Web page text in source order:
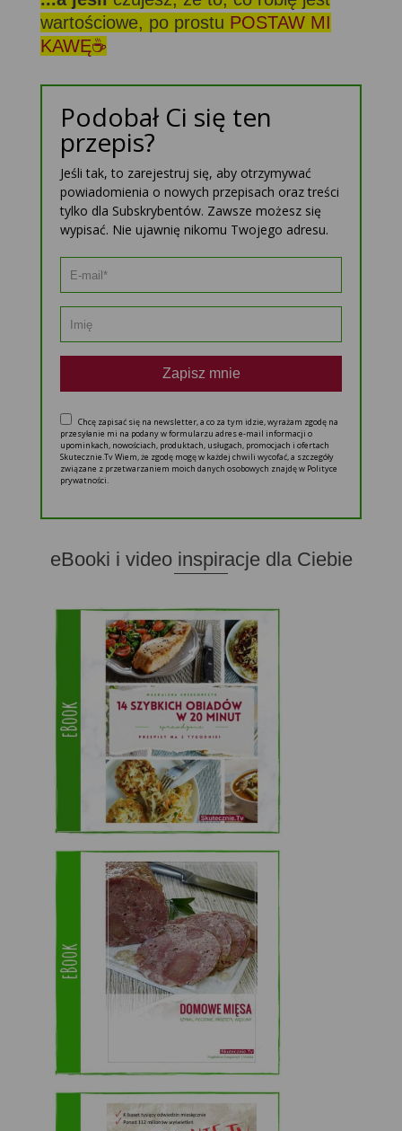
wartościowe, po prostu POSTAW MI
KAWĘ☕
Podobał Ci się ten
przepis?
Jeśli tak, to zarejestruj się, aby otrzymywać
powiadomienia o nowych przepisach oraz treści
tylko dla Subskrybentów. Zawsze możesz się
wypisać. Nie ujawnię nikomu Twojego adresu.
Zapisz mnie
Chcę zapisać się na newsletter, a co za tym idzie, wyrażam zgodę na
przesyłanie mi na podany w formularzu adres e-mail informacji o
upominkach, nowościach, produktach, usługach, promocjach i ofertach
Skutecznie.Tv Wiem, że zgodę mogę w każdej chwili wycofać, a szczegóły
związane z przetwarzaniem moich danych osobowych znajdę w Polityce
prywatności.
eBooki i video inspiracje dla Ciebie